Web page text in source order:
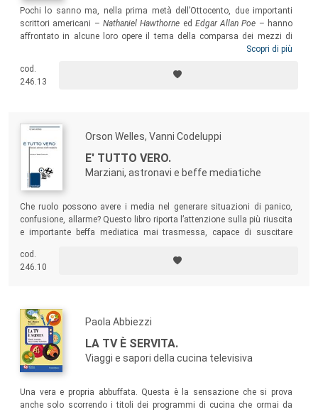
Pochi lo sanno ma, nella prima metà dell’Ottocento, due importanti
scrittori americani – Nathaniel Hawthorne ed Edgar Allan Poe – hanno
affrontato in alcune loro opere il tema della comparsa dei mezzi di
comunicazione di massa nella società moderna. Questo libro
preceduti da un’introduzione dello studioso dei media Alberto
Abruzzese, che li mette in collegamento diretto rintracciando in
Scopri di più
cod.
246.13
Orson Welles, Vanni Codeluppi
E' TUTTO VERO.
Marziani, astronavi e beffe mediatiche
Che ruolo possono avere i media nel generare situazioni di panico,
confusione, allarme? Questo libro riporta l’attenzione sulla più riuscita
e importante beffa mediatica mai trasmessa, capace di suscitare
statunitensi. Oltre al testo integrale del programma di Welles, un
saggio del curatore analizza l’impatto che il caso di questo
cod.
246.10
Paola Abbiezzi
LA TV È SERVITA.
Viaggi e sapori della cucina televisiva
Una vera e propria abbuffata. Questa è la sensazione che si prova
anche solo scorrendo i titoli dei programmi di cucina che ormai da